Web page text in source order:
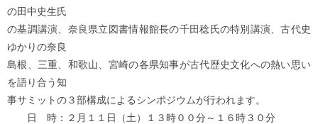
の田中史生氏
の基調講演、奈良県立図書情報館長の千田稔氏の特別講演、古代史
ゆかりの奈良
島根、三重、和歌山、宮崎の各県知事が古代歴史文化への熱い思い
を語り合う知
事サミットの３部構成によるシンポジウムが行われます。
日 時：２月１１日（土）１３時００分～１６時３０分